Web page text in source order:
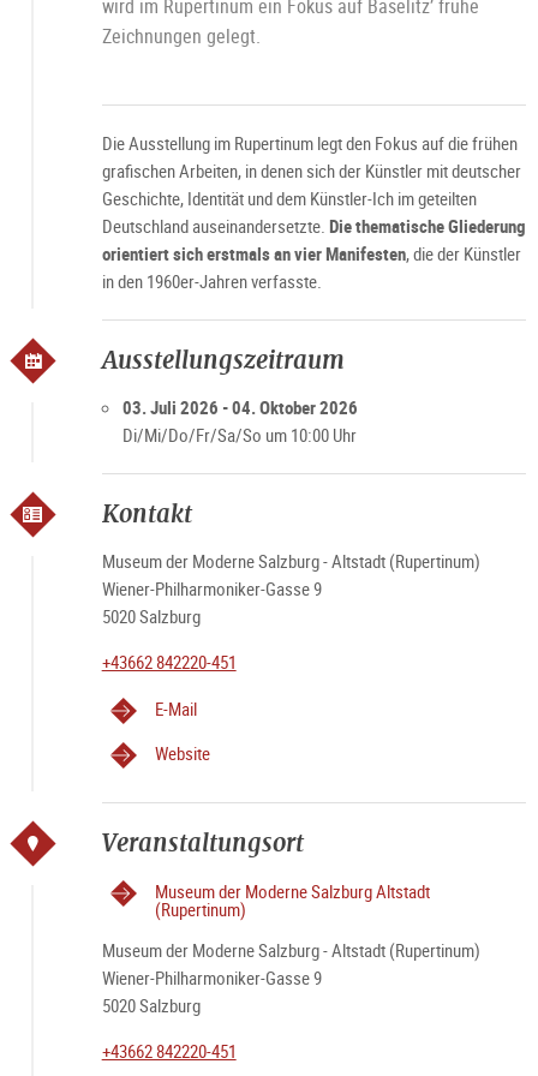
wird im Rupertinum ein Fokus auf Baselitz’ frühe
Zeichnungen gelegt.
Die Ausstellung im Rupertinum legt den Fokus auf die frühen
grafischen Arbeiten, in denen sich der Künstler mit deutscher
Geschichte, Identität und dem Künstler-Ich im geteilten
Deutschland auseinandersetzte. Die thematische Gliederung
orientiert sich erstmals an vier Manifesten, die der Künstler
in den 1960er-Jahren verfasste.
Ausstellungszeitraum
03. Juli 2026 - 04. Oktober 2026
Di/Mi/Do/Fr/Sa/So um 10:00 Uhr
Kontakt
Museum der Moderne Salzburg - Altstadt (Rupertinum)
Wiener-Philharmoniker-Gasse 9
5020 Salzburg
+43662 842220-451
E-Mail
Website
Veranstaltungsort
Museum der Moderne Salzburg Altstadt
(Rupertinum)
Museum der Moderne Salzburg - Altstadt (Rupertinum)
Wiener-Philharmoniker-Gasse 9
5020 Salzburg
+43662 842220-451